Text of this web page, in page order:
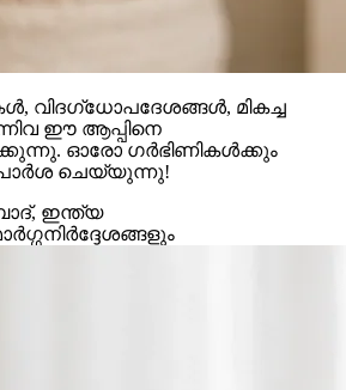
വിദഗ്ധോപദേശങ്ങൾ, മികച്ച
ഈ ആപ്പിനെ
ഓരോ ഗർഭിണികൾക്കും
ചെയ്യുന്നു!
ഇന്ത്യ